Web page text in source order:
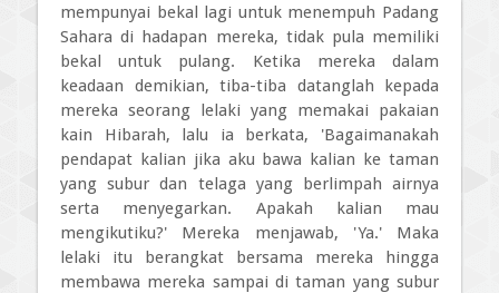
mempunyai bekal lagi untuk menempuh Padang
Sahara di hadapan mereka, tidak pula memiliki
bekal untuk pulang. Ketika mereka dalam
keadaan demikian, tiba-tiba datanglah kepada
mereka seorang lelaki yang memakai pakaian
kain Hibarah, lalu ia berkata, 'Bagaimanakah
pendapat kalian jika aku bawa kalian ke taman
yang subur dan telaga yang berlimpah airnya
serta menyegarkan. Apakah kalian mau
mengikutiku?' Mereka menjawab, 'Ya.' Maka
lelaki itu berangkat bersama mereka hingga
membawa mereka sampai di taman yang subur